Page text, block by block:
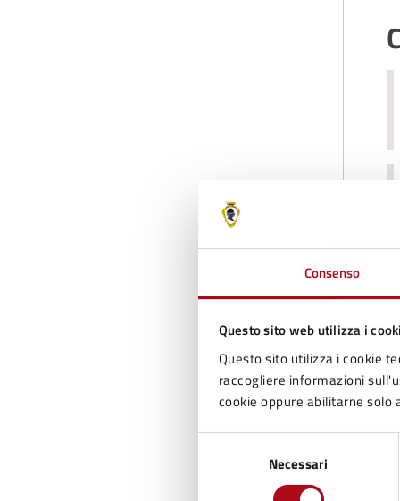
Consenso
Questo sito web utilizza i
Questo sito utilizza i cookie
raccogliere informazioni
cookie oppure abilitarne solo
Necessari